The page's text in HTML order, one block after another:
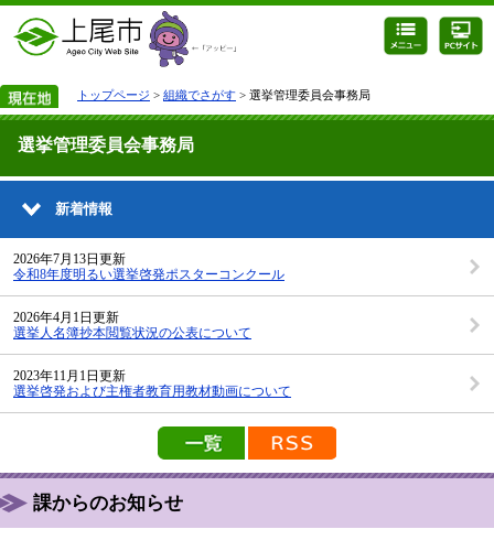
トップページ > 組織でさがす > 選挙管理委員会事務局
選挙管理委員会事務局
新着情報
2026年7月13日更新
令和8年度明るい選挙啓発ポスターコンクール
2026年4月1日更新
選挙人名簿抄本閲覧状況の公表について
2023年11月1日更新
選挙啓発および主権者教育用教材動画について
新着情報の一覧を見る
課からのお知らせ